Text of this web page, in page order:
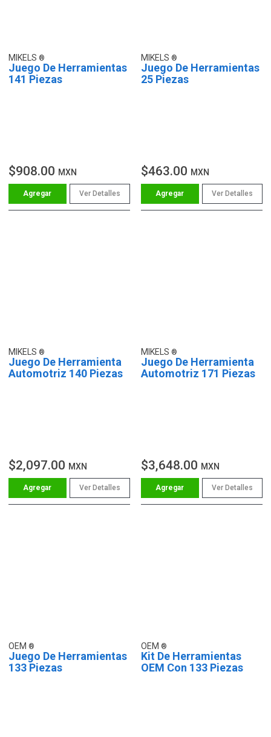
MIKELS
Juego De Herramientas
141 Piezas
$908.00 MXN
Ver Detalles
MIKELS
Juego De Herramientas
25 Piezas
$463.00 MXN
Ver Detalles
MIKELS
Juego De Herramienta
Automotriz 140 Piezas
$2,097.00 MXN
Ver Detalles
MIKELS
Juego De Herramienta
Automotriz 171 Piezas
$3,648.00 MXN
Ver Detalles
OEM
Juego De Herramientas
133 Piezas
OEM
Kit De Herramientas
OEM Con 133 Piezas